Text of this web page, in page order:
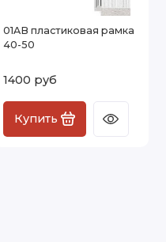
01AB пластиковая рамка
40-50
1400 руб
Купить